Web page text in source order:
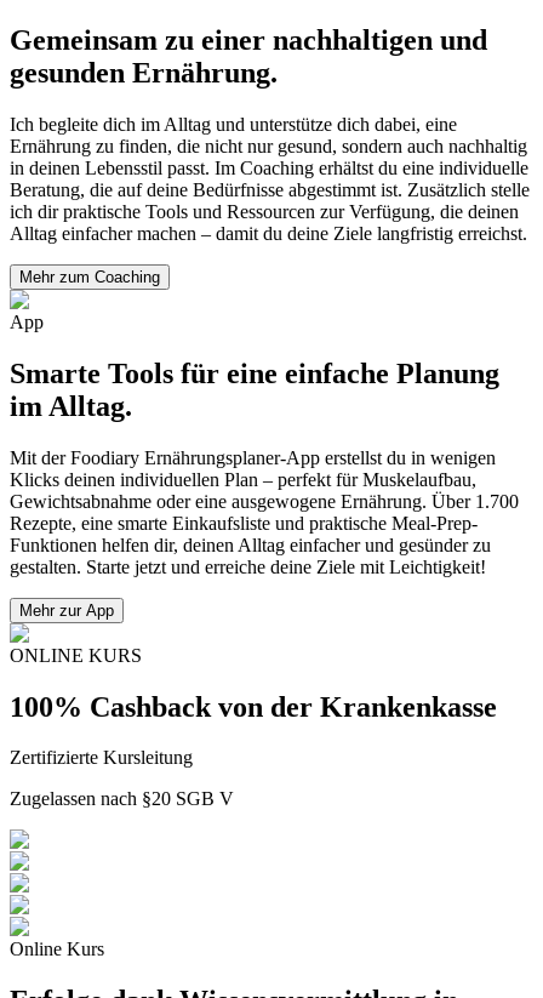
Gemeinsam zu einer nachhaltigen und
gesunden Ernährung.
Ich begleite dich im Alltag und unterstütze dich dabei, eine
Ernährung zu finden, die nicht nur gesund, sondern auch nachhaltig
in deinen Lebensstil passt. Im Coaching erhältst du eine individuelle
Beratung, die auf deine Bedürfnisse abgestimmt ist. Zusätzlich stelle
ich dir praktische Tools und Ressourcen zur Verfügung, die deinen
Alltag einfacher machen – damit du deine Ziele langfristig erreichst.
Mehr zum Coaching
App
Smarte Tools für eine einfache Planung
im Alltag.
Mit der Foodiary Ernährungsplaner-App erstellst du in wenigen
Klicks deinen individuellen Plan – perfekt für Muskelaufbau,
Gewichtsabnahme oder eine ausgewogene Ernährung. Über 1.700
Rezepte, eine smarte Einkaufsliste und praktische Meal-Prep-
Funktionen helfen dir, deinen Alltag einfacher und gesünder zu
gestalten. Starte jetzt und erreiche deine Ziele mit Leichtigkeit!
Mehr zur App
ONLINE KURS
100% Cashback von der Krankenkasse
Zertifizierte Kursleitung
Zugelassen nach §20 SGB V
Online Kurs